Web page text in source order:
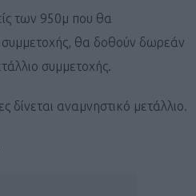
των 950μ που θα
θα δοθούν δωρεάν
συμμετοχής.
δίνεται αναμνηστικό μετάλλιο.